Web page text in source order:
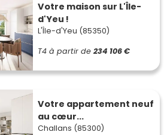
Votre maison sur L'Île-
d'Yeu !
L'Île-d'Yeu (85350)
T4 à partir de 234 106 €
Votre appartement neuf
au cœur...
Challans (85300)